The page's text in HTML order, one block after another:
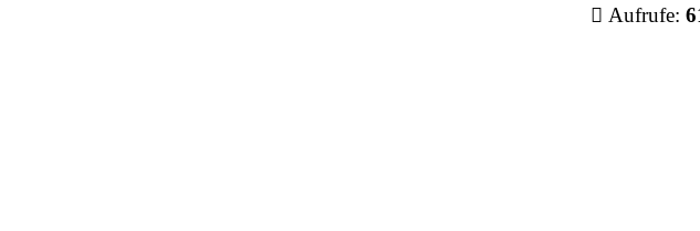
Aufrufe: